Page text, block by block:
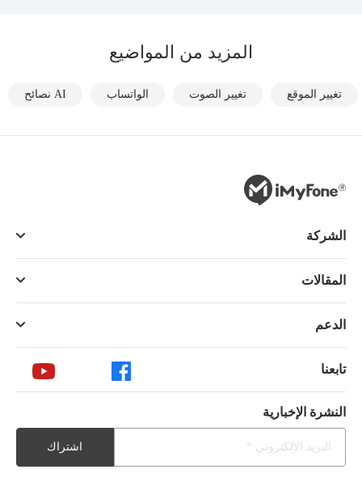
المزيد من المواضيع
تغيير الموقع تغيير الصوت الواتساب AI نصائح
الشركة
المقالات
الدعم
تابعنا
النشرة الإخبارية
اشتراك